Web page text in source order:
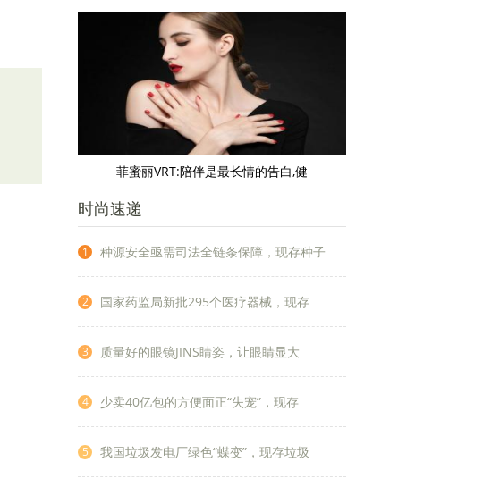
菲蜜丽VRT:陪伴是最长情的告白,健
时尚速递
1 种源安全亟需司法全链条保障，现存种子
2 国家药监局新批295个医疗器械，现存
3 质量好的眼镜JINS睛姿，让眼睛显大
4 少卖40亿包的方便面正“失宠”，现存
5 我国垃圾发电厂绿色“蝶变”，现存垃圾